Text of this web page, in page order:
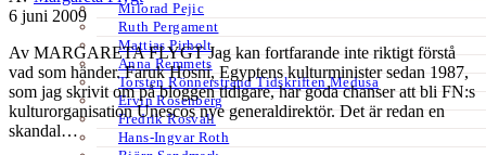
Milorad Pejic
Ruth Pergament
Mattias Pirholt
Anna Remmets
Torsten Rönnerstrand Tidskriften Medusa
Ervin Rosenberg
Fredrik Rosvall
Hans-Ingvar Roth
6 juni 2009
Av MARGARETA FLYGT Jag kan fortfarande inte riktigt förstå
vad som händer. Faruk Hosni, Egyptens kulturminister sedan 1987,
som jag skrivit om på bloggen tidigare, har goda chanser att bli FN:s
kulturorganisation Unescos nye generaldirektör. Det är redan en
skandal…